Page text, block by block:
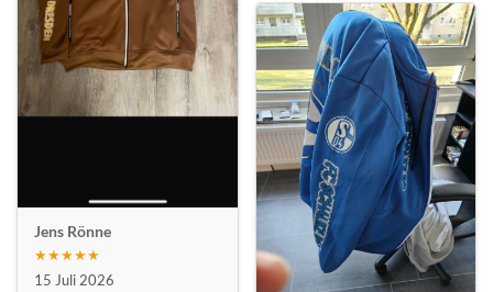
Jens Rönne
★★★★★
15 Juli 2026